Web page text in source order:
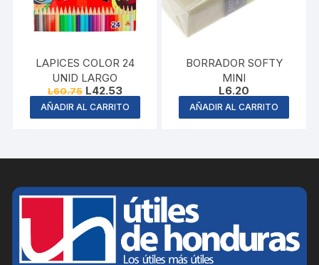
LAPICES COLOR 24
UNID LARGO
L60.75 Original
price
was:
L60.75.
L42.53Current
price
is:
L42.53.
AÑADIR AL CARRITO
BORRADOR SOFTY
MINI
L6.20
AÑADIR AL CARRITO